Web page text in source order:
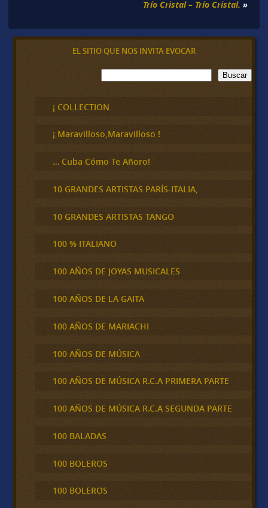
Trío Cristal – Trío Cristal. »
EL SITIO QUE NOS INVITA EVOCAR
B
u
c
a
Buscar
¡ COLLECTION
¡ Maravilloso,Maravilloso !
… Cuba Cómo Te Añoro!
10 GRANDES ARTISTAS PARÍS-ITALIA,
10 GRANDES ARTISTAS TANGO
100 % ITALIANO
100 AÑOS DE JOYAS MUSICALES
100 AÑOS DE LA GAITA
100 AÑOS DE MARIACHI
100 AÑOS DE MÚSICA
100 AÑOS DE MÚSICA R.C.A PRIMERA PARTE
100 AÑOS DE MÚSICA R.C.A SEGUNDA PARTE
100 BALADAS
100 BOLEROS
100 BOLEROS